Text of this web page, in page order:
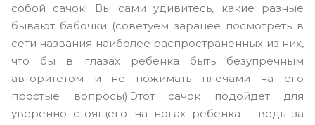
собой сачок! Вы сами удивитесь, какие разные
бывают бабочки (советуем заранее посмотреть в
сети названия наиболее распространенных из них,
что бы в глазах ребенка быть безупречным
авторитетом и не пожимать плечами на его
простые вопросы).Этот сачок подойдет для
уверенно стоящего на ногах ребенка - ведь за